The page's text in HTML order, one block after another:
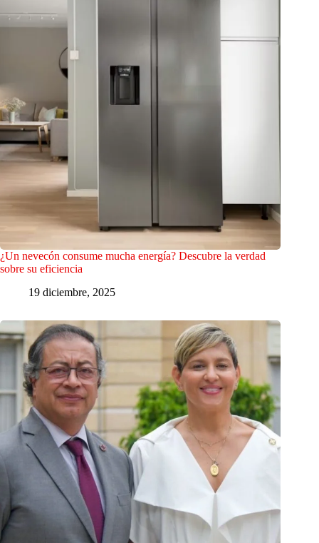
¿Un nevecón consume mucha energía? Descubre la verdad
sobre su eficiencia
19 diciembre, 2025